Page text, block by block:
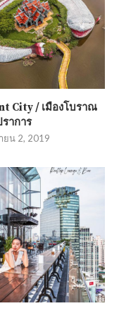
City / เมืองโบราณ
าการ
ยน 2, 2019